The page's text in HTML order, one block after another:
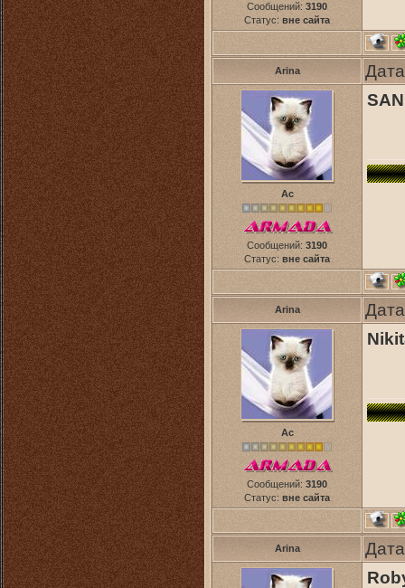
Сообщений: 3190
Статус: вне сайта
Arina
Ас
Сообщений: 3190
Статус: вне сайта
Arina
Ас
Сообщений: 3190
Статус: вне сайта
Arina